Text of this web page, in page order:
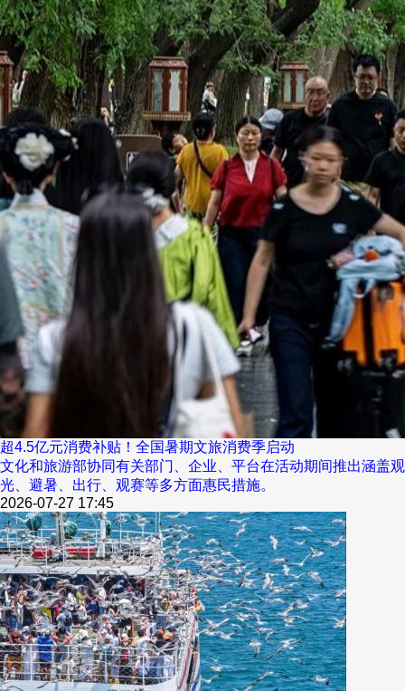
超4.5亿元消费补贴！全国暑期文旅消费季启动
文化和旅游部协同有关部门、企业、平台在活动期间推出涵盖观
光、避暑、出行、观赛等多方面惠民措施。
2026-07-27 17:45